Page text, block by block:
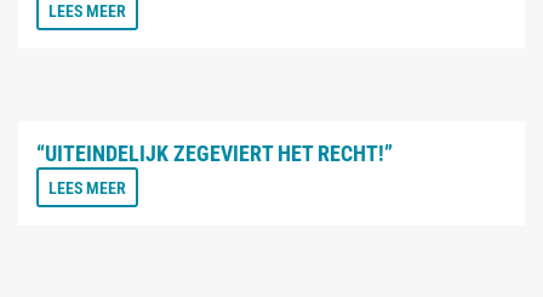
LEES MEER
“UITEINDELIJK ZEGEVIERT HET RECHT!”
LEES MEER